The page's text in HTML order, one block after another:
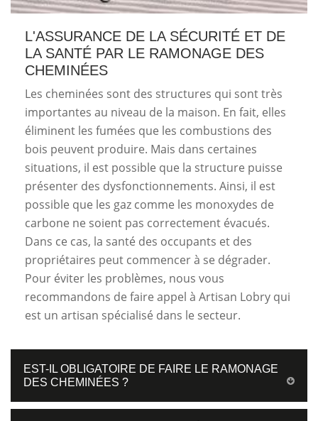
L'ASSURANCE DE LA SÉCURITÉ ET DE
LA SANTÉ PAR LE RAMONAGE DES
CHEMINÉES
Les cheminées sont des structures qui sont très
importantes au niveau de la maison. En fait, elles
éliminent les fumées que les combustions des
bois peuvent produire. Mais dans certaines
situations, il est possible que la structure puisse
présenter des dysfonctionnements. Ainsi, il est
possible que les gaz comme les monoxydes de
carbone ne soient pas correctement évacués.
Dans ce cas, la santé des occupants et des
propriétaires peut commencer à se dégrader.
Pour éviter les problèmes, nous vous
recommandons de faire appel à Artisan Lobry qui
est un artisan spécialisé dans le secteur.
EST-IL OBLIGATOIRE DE FAIRE LE RAMONAGE
DES CHEMINÉES ?